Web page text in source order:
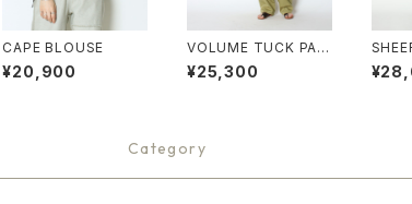
CAPE BLOUSE
¥20,900
VOLUME TUCK PAN
TS
¥25,300
Category